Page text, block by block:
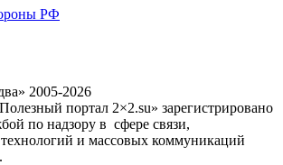
РФ
2005-2026
портал 2×2.su» зарегистрировано
по надзору в сфере связи,
и массовых коммуникаций